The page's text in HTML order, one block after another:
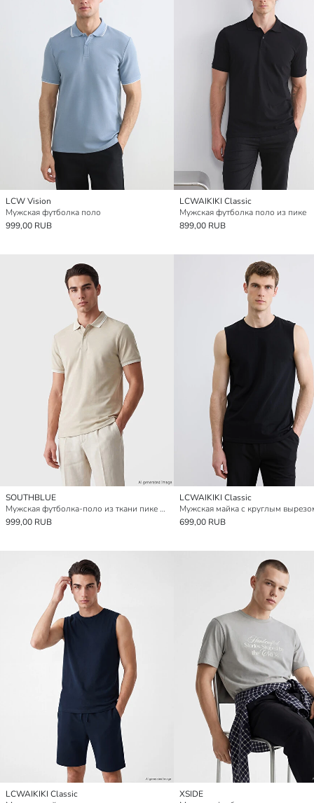
LCW Vision
Мужская футболка поло
999,00 RUB
LCWAIKIKI Classic
Мужская футболка поло из пике
899,00 RUB
SOUTHBLUE
Мужская футболка-поло из ткани пике с воротником-поло
999,00 RUB
LCWAIKIKI Classic
Мужская майка с круглым
699,00 RUB
LCWAIKIKI Classic
XSIDE